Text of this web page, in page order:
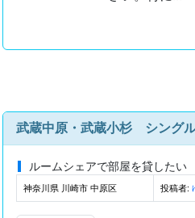
ルームシェアで部屋を貸したい
神奈川県 川崎市 中原区 投稿者: